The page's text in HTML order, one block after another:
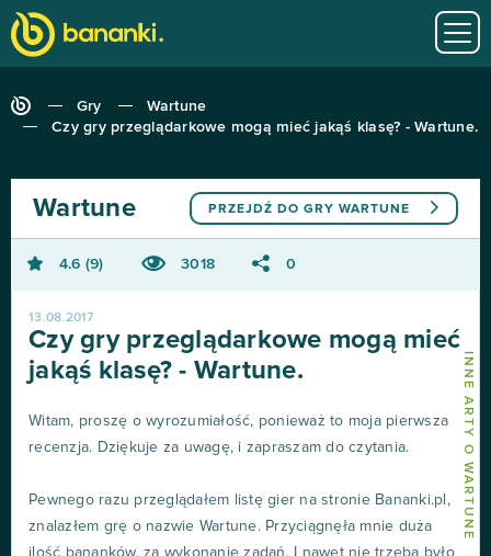
Gry
Wartune
Czy gry przeglądarkowe mogą mieć jakąś klasę? - Wartune.
INNE ARTY O WARTUNE
PRZEJDŹ DO GRY WARTUNE
Wartune
4.6 9 3018 0
13.08.2017
Czy gry przeglądarkowe mogą mieć
jakąś klasę? - Wartune.
Witam, proszę o wyrozumiałość, ponieważ to moja pierwsza
recenzja. Dziękuje za uwagę, i zapraszam do czytania.
Pewnego razu przeglądałem listę gier na stronie Bananki.pl,
znalazłem grę o nazwie Wartune. Przyciągnęła mnie duża
ilość bananków, za wykonanie zadań. I nawet nie trzeba było